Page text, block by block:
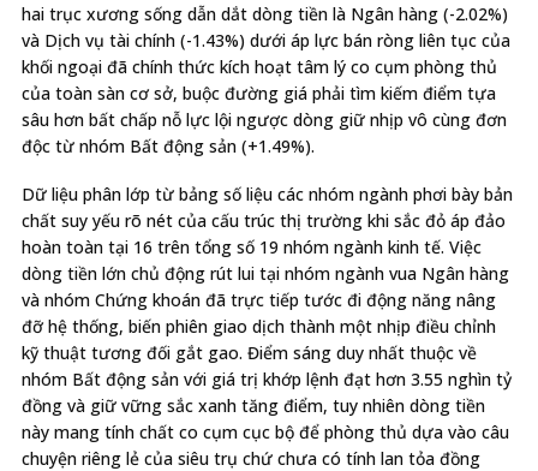
hai trục xương sống dẫn dắt dòng tiền là Ngân hàng (-2.02%)
và Dịch vụ tài chính (-1.43%) dưới áp lực bán ròng liên tục của
khối ngoại đã chính thức kích hoạt tâm lý co cụm phòng thủ
của toàn sàn cơ sở, buộc đường giá phải tìm kiếm điểm tựa
sâu hơn bất chấp nỗ lực lội ngược dòng giữ nhịp vô cùng đơn
độc từ nhóm Bất động sản (+1.49%).
Dữ liệu phân lớp từ bảng số liệu các nhóm ngành phơi bày bản
chất suy yếu rõ nét của cấu trúc thị trường khi sắc đỏ áp đảo
hoàn toàn tại 16 trên tổng số 19 nhóm ngành kinh tế. Việc
dòng tiền lớn chủ động rút lui tại nhóm ngành vua Ngân hàng
và nhóm Chứng khoán đã trực tiếp tước đi động năng nâng
đỡ hệ thống, biến phiên giao dịch thành một nhịp điều chỉnh
kỹ thuật tương đối gắt gao. Điểm sáng duy nhất thuộc về
nhóm Bất động sản với giá trị khớp lệnh đạt hơn 3.55 nghìn tỷ
đồng và giữ vững sắc xanh tăng điểm, tuy nhiên dòng tiền
này mang tính chất co cụm cục bộ để phòng thủ dựa vào câu
chuyện riêng lẻ của siêu trụ chứ chưa có tính lan tỏa đồng